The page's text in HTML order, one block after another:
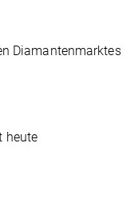
Diamantenmarktes
heute